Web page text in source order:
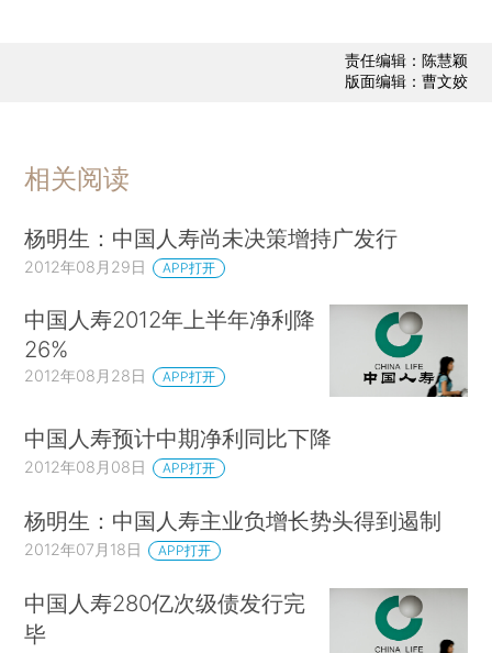
责任编辑：陈慧颖
版面编辑：曹文姣
相关阅读
杨明生：中国人寿尚未决策增持广发行
2012年08月29日 APP打开
中国人寿2012年上半年净利降
26%
2012年08月28日 APP打开
中国人寿预计中期净利同比下降
2012年08月08日 APP打开
杨明生：中国人寿主业负增长势头得到遏制
2012年07月18日 APP打开
中国人寿280亿次级债发行完
毕